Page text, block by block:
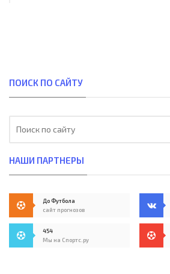
ПОИСК ПО САЙТУ
НАШИ ПАРТНЕРЫ
До Футбола
сайт прогнозов
454
Мы на Спортс.ру